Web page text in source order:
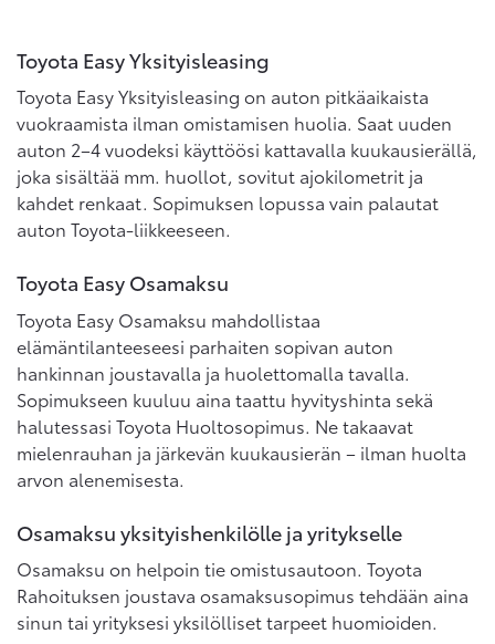
Toyota Easy Yksityisleasing
Toyota Easy Yksityisleasing on auton pitkäaikaista
vuokraamista ilman omistamisen huolia. Saat uuden
auton 2–4 vuodeksi käyttöösi kattavalla kuukausierällä,
joka sisältää mm. huollot, sovitut ajokilometrit ja
kahdet renkaat. Sopimuksen lopussa vain palautat
auton Toyota-liikkeeseen.
Toyota Easy Osamaksu
Toyota Easy Osamaksu mahdollistaa
elämäntilanteeseesi parhaiten sopivan auton
hankinnan joustavalla ja huolettomalla tavalla.
Sopimukseen kuuluu aina taattu hyvityshinta sekä
halutessasi Toyota Huoltosopimus. Ne takaavat
mielenrauhan ja järkevän kuukausierän – ilman huolta
arvon alenemisesta.
Osamaksu yksityishenkilölle ja yritykselle
Osamaksu on helpoin tie omistusautoon. Toyota
Rahoituksen joustava osamaksusopimus tehdään aina
sinun tai yrityksesi yksilölliset tarpeet huomioiden.